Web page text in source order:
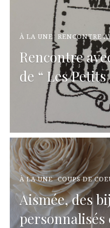
À LA UNE RENCONTRE
Rencontre
de “ Les
À LA UNE COUPS DE
Aismée, des
personnalisés